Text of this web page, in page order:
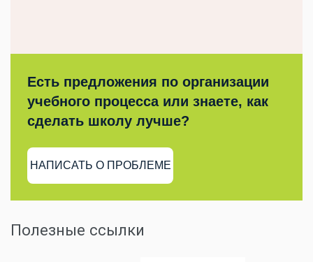
Есть предложения по организации
учебного процесса или знаете, как
сделать школу лучше?
НАПИСАТЬ О ПРОБЛЕМЕ
Полезные ссылки